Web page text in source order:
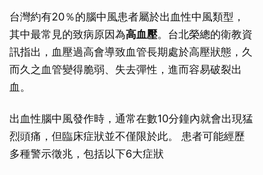
台灣約有20％的腦中風患者屬於出血性中風類型，
其中最常見的致病原因為高血壓。台北榮總的衛教資
訊指出，血壓過高會導致血管長期處於高壓狀態，久
而久之血管變得脆弱、失去彈性，進而容易破裂出
血。
出血性腦中風發作時，通常在數10分鐘內就會出現猛
烈頭痛，但臨床症狀並不僅限於此。 患者可能經歷
多種警示徵兆，包括以下6大症狀